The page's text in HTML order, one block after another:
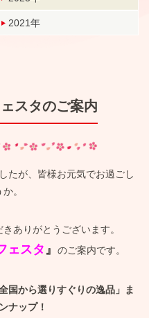
2021年
スタのご案内
たが、皆様お元気でお過ごし
。
ありがとうございます。
ェスタ 』 のご案内です。
国から選りすぐりの逸品」ま
ナップ！